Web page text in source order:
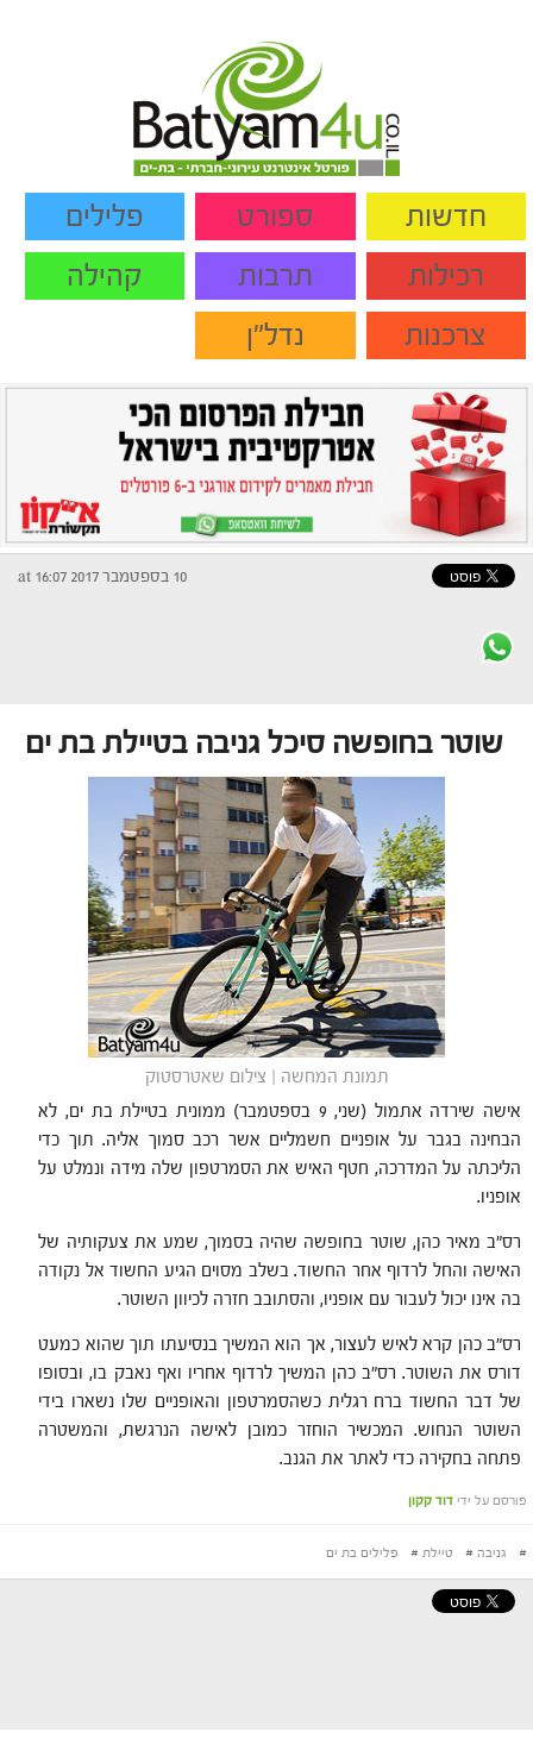
חדשות ספורט
פלילים
רכילות
תרבות
קהילה
צרכנות
נדל"ן
10 בספטמבר 2017 at 16:07
שוטר בחופשה סיכל גניבה בטיילת בת ים
תמונת המחשה | צילום שאטרסטוק
אישה שירדה אתמול (שני, 9 בספטמבר) ממונית בטיילת בת ים, לא
הבחינה בגבר על אופניים חשמליים אשר רכב סמוך אליה. תוך כדי
הליכתה על המדרכה, חטף האיש את הסמרטפון שלה מידה ונמלט על
אופניו.
רס"ב מאיר כהן, שוטר בחופשה שהיה בסמוך, שמע את צעקותיה של
האישה והחל לרדוף אחר החשוד. בשלב מסוים הגיע החשוד אל נקודה
בה אינו יכול לעבור עם אופניו, והסתובב חזרה לכיוון השוטר.
רס"ב כהן קרא לאיש לעצור, אך הוא המשיך בנסיעתו תוך שהוא כמעט
דורס את השוטר. רס"ב כהן המשיך לרדוף אחריו ואף נאבק בו, ובסופו
של דבר החשוד ברח רגלית כשהסמרטפון והאופניים שלו נשארו בידי
השוטר הנחוש. המכשיר הוחזר כמובן לאישה הנרגשת, והמשטרה
פתחה בחקירה כדי לאתר את הגנב.
פורסם על ידי דוד קקון
# גניבה # טיילת # פלילים בת ים